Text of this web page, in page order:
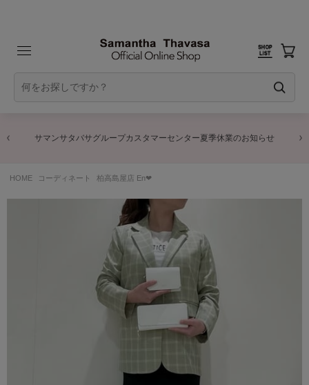
サマンサタバサグループカスタマーセンター夏季休業のお知らせ
HOME コーディネート 柏高島屋店 En❤︎